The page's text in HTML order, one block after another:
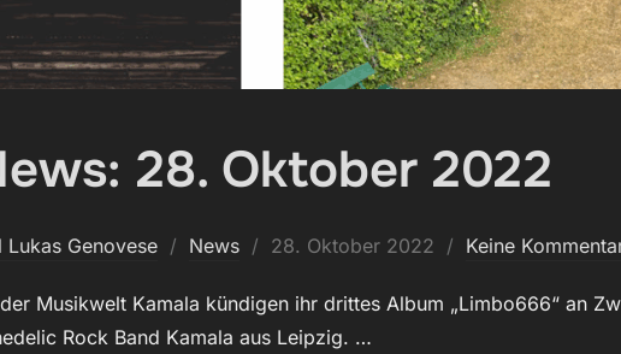
28. Oktober 2022
Lukas Genovese News
Veröffentlicht
28. Oktober 2022 Keine
Musikwelt Kamala kündigen ihr drittes Album „Limbo666“ an
Rock Band Kamala aus Leipzig. …